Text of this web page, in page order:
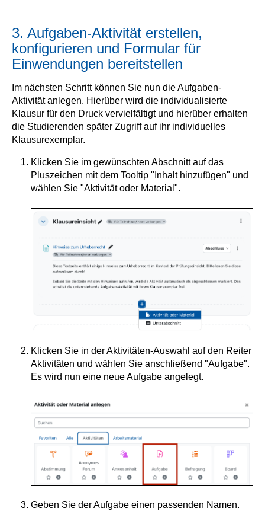
3. Aufgaben-Aktivität erstellen,
konfigurieren und Formular für
Einwendungen bereitstellen
Im nächsten Schritt können Sie nun die Aufgaben-
Aktivität anlegen. Hierüber wird die individualisierte
Klausur für den Druck vervielfältigt und hierüber erhalten
die Studierenden später Zugriff auf ihr individuelles
Klausurexemplar.
Klicken Sie im gewünschten Abschnitt auf das
Pluszeichen mit dem Tooltip "Inhalt hinzufügen" und
wählen Sie "Aktivität oder Material".
Klicken Sie in der Aktivitäten-Auswahl auf den Reiter
Aktivitäten und wählen Sie anschließend "Aufgabe".
Es wird nun eine neue Aufgabe angelegt.
Geben Sie der Aufgabe einen passenden Namen.